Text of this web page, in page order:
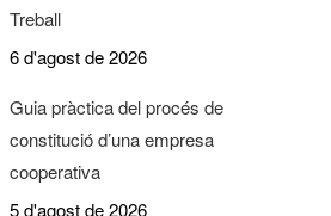
Treball
6 d'agost de 2026
Guia pràctica del procés de
constitució d’una empresa
cooperativa
5 d'agost de 2026